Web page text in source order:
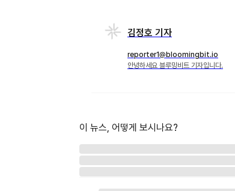
김정호 기자
reporter1@bloomingbit.io
안녕하세요 블루밍비트 기자입니다.
이 뉴스, 어떻게 보시나요?